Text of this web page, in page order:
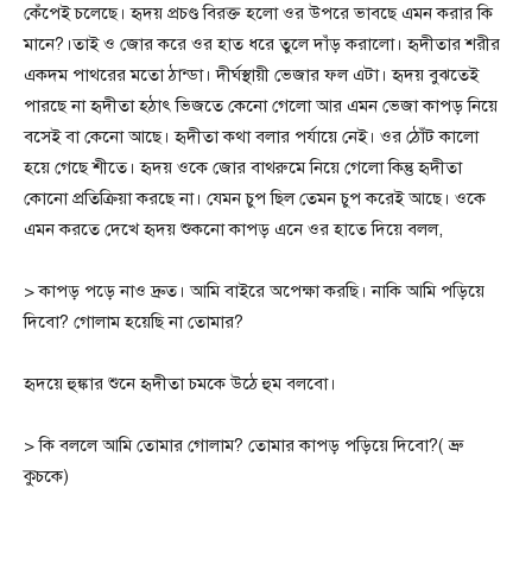
কেঁপেই চলেছে। হৃদয় প্রচণ্ড বিরক্ত হলো ওর উপরে ভাবছে এমন করার কি
মানে?।তাই ও জোর করে ওর হাত ধরে তুলে দাঁড় করালো। হৃদীতার শরীর
একদম পাথরের মতো ঠান্ডা। দীর্ঘস্থায়ী ভেজার ফল এটা। হৃদয় বুঝতেই
পারছে না হৃদীতা হঠাৎ ভিজতে কেনো গেলো আর এমন ভেজা কাপড় নিয়ে
বসেই বা কেনো আছে। হৃদীতা কথা বলার পর্যায়ে নেই। ওর ঠোঁট কালো
হয়ে গেছে শীতে। হৃদয় ওকে জোর বাথরুমে নিয়ে গেলো কিন্তু হৃদীতা
কোনো প্রতিক্রিয়া করছে না। যেমন চুপ ছিল তেমন চুপ করেই আছে। ওকে
এমন করতে দেখে হৃদয় শুকনো কাপড় এনে ওর হাতে দিয়ে বলল,
> কাপড় পড়ে নাও দ্রুত। আমি বাইরে অপেক্ষা করছি। নাকি আমি পড়িয়ে
দিবো? গোলাম হয়েছি না তোমার?
হৃদয়ে হুঙ্কার শুনে হৃদীতা চমকে উঠে হুম বলবো।
> কি বললে আমি তোমার গোলাম? তোমার কাপড় পড়িয়ে দিবো?( ভ্রু
কুচকে)